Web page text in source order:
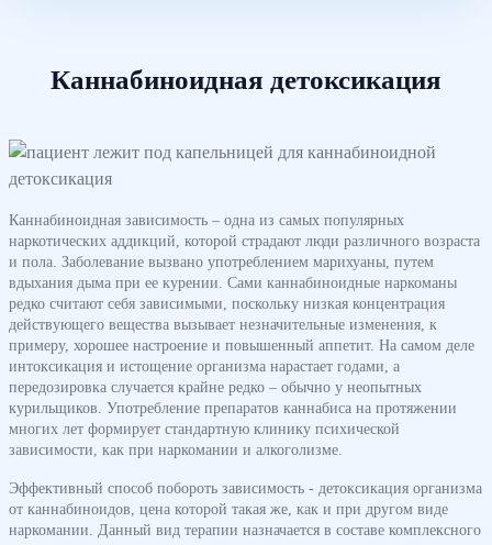
Каннабиноидная детоксикация
Каннабиноидная зависимость – одна из самых популярных
наркотических аддикций, которой страдают люди различного возраста
и пола. Заболевание вызвано употреблением марихуаны, путем
вдыхания дыма при ее курении. Сами каннабиноидные наркоманы
редко считают себя зависимыми, поскольку низкая концентрация
действующего вещества вызывает незначительные изменения, к
примеру, хорошее настроение и повышенный аппетит. На самом деле
интоксикация и истощение организма нарастает годами, а
передозировка случается крайне редко – обычно у неопытных
курильщиков. Употребление препаратов каннабиса на протяжении
многих лет формирует стандартную клинику психической
зависимости, как при наркомании и алкоголизме.
Эффективный способ побороть зависимость - детоксикация организма
от каннабиноидов, цена которой такая же, как и при другом виде
наркомании. Данный вид терапии назначается в составе комплексного